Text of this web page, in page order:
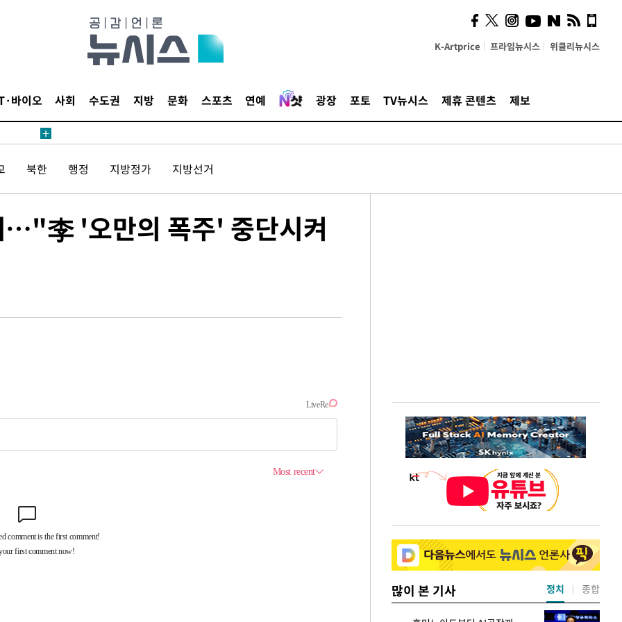
K-Artprice 프라임뉴시스 위클리뉴시스
바이오 사회 수도권 지방 문화 스포츠 연예 광장 포토 TV뉴시스 제휴 콘텐츠 제보
겠다"
속[다음
겠다"
북한 행정 지방정가 지방선거
…"李 '오만의 폭주' 중단시켜
많이 본 기사 정치 종합